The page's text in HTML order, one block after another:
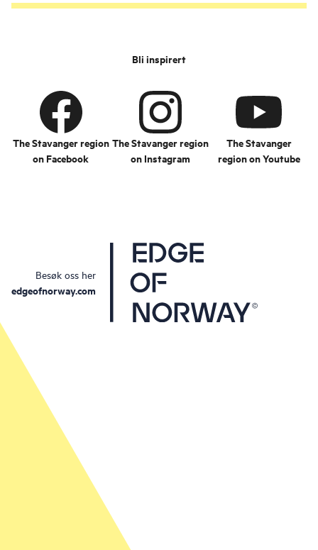
Bli inspirert
The Stavanger region
on Facebook
The Stavanger region
on Instagram
The Stavanger
region on Youtube
Besøk oss her
edgeofnorway.com